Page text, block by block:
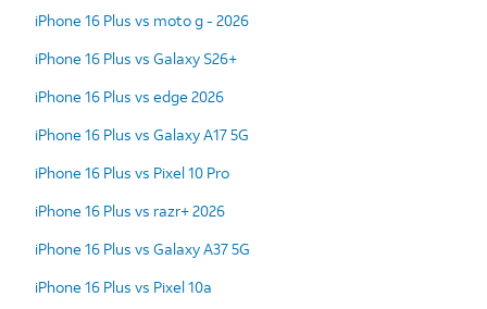
iPhone 16 Plus vs moto g - 2026
iPhone 16 Plus vs Galaxy S26+
iPhone 16 Plus vs edge 2026
iPhone 16 Plus vs Galaxy A17 5G
iPhone 16 Plus vs Pixel 10 Pro
iPhone 16 Plus vs razr+ 2026
iPhone 16 Plus vs Galaxy A37 5G
iPhone 16 Plus vs Pixel 10a